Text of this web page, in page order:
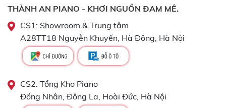
THÀNH AN PIANO - KHƠI NGUỒN ĐAM MÊ.
CS1: Showroom & Trung tâm
A28TT18 Nguyễn Khuyến, Hà Đông, Hà Nội
CS2: Tổng Kho Piano
Đồng Nhân, Đông La, Hoài Đức, Hà Nội